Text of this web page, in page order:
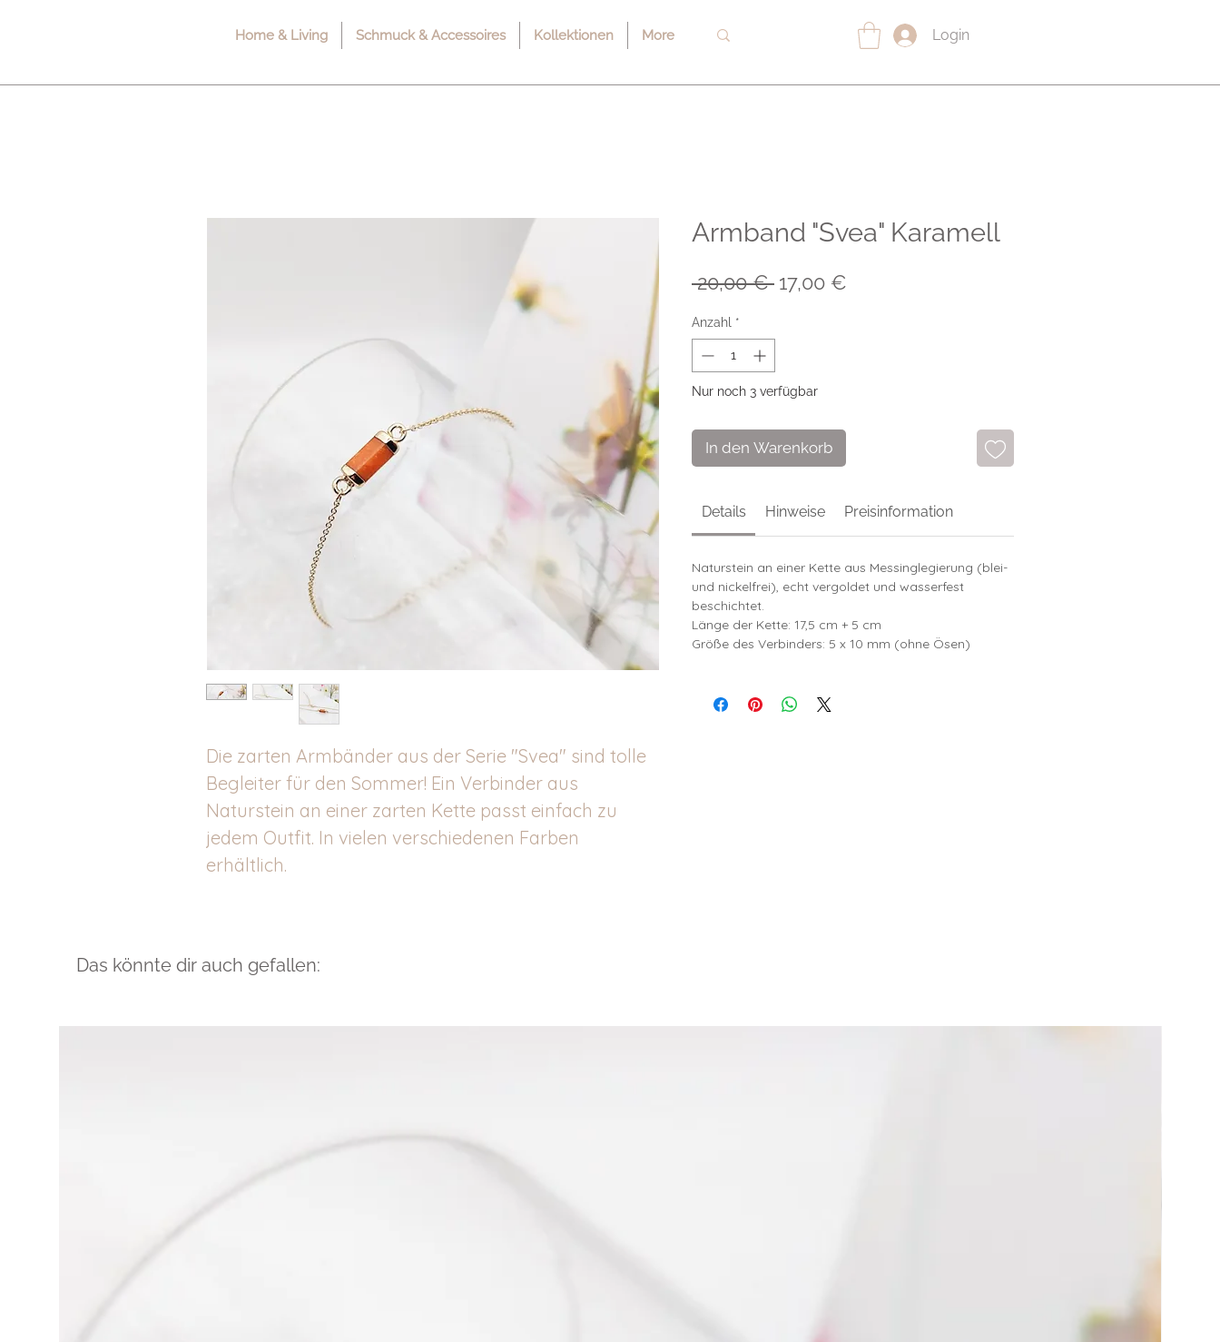
Home & Living Schmuck & Accessoires Kollektionen More Login
Die zarten Armbänder aus der Serie "Svea" sind tolle
Begleiter für den Sommer! Ein Verbinder aus
Naturstein an einer zarten Kette passt einfach zu
jedem Outfit. In vielen verschiedenen Farben
erhältlich.
Armband "Svea" Karamell
20,00 € Standardpreis
17,00 €
Anzahl *
Nur noch 3 verfügbar
In den Warenkorb
Details Hinweise Preisinformation
Naturstein an einer Kette aus Messinglegierung (blei-
und nickelfrei), echt vergoldet und wasserfest
beschichtet.
Länge der Kette: 17,5 cm + 5 cm
Größe des Verbinders: 5 x 10 mm (ohne Ösen)
Das könnte dir auch gefallen: